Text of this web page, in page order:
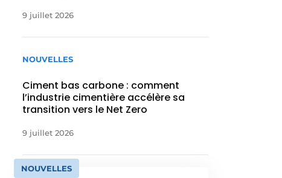
9 juillet 2026
NOUVELLES
Ciment bas carbone : comment
l’industrie cimentière accélère sa
transition vers le Net Zero
9 juillet 2026
NOUVELLES